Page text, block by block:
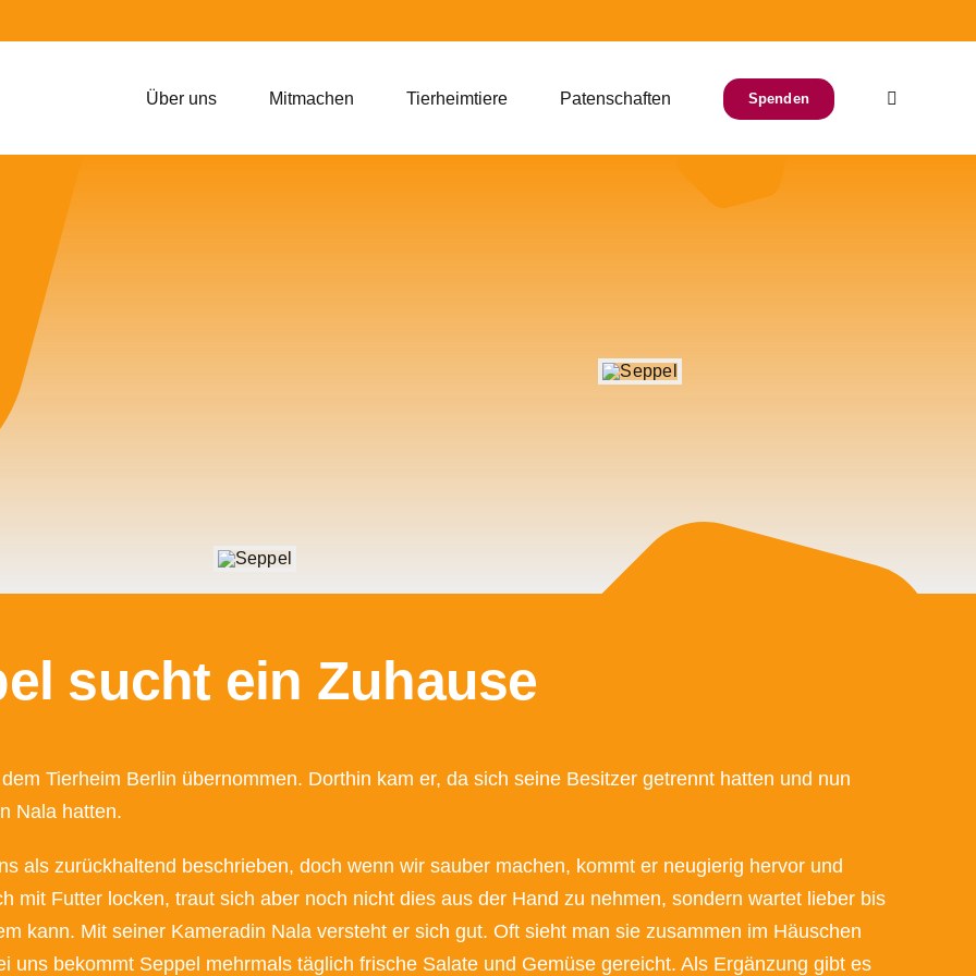
Über uns Mitmachen Tierheimtiere Patenschaften Spenden
sucht ein Zuhause
Tierheim Berlin übernommen. Dorthin kam er, da sich seine Besitzer getrennt hatten und nun
Nala hatten.
als zurückhaltend beschrieben, doch wenn wir sauber machen, kommt er neugierig hervor und
mit Futter locken, traut sich aber noch nicht dies aus der Hand zu nehmen, sondern wartet lieber bis
kann. Mit seiner Kameradin Nala versteht er sich gut. Oft sieht man sie zusammen im Häuschen
uns bekommt Seppel mehrmals täglich frische Salate und Gemüse gereicht. Als Ergänzung gibt es